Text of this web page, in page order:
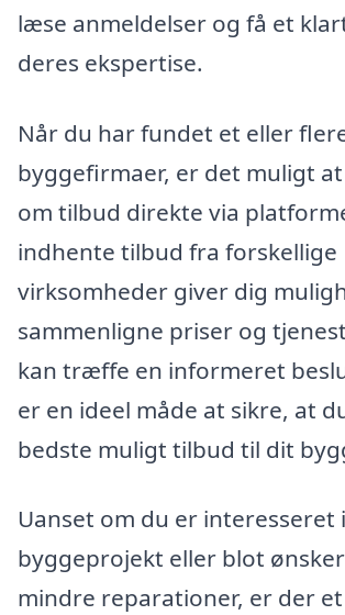
læse anmeldelser og få et
deres ekspertise.
Når du har fundet et eller
byggefirmaer, er det muligt
om tilbud direkte via
indhente tilbud fra forskellige
virksomheder giver dig
sammenligne priser og
kan træffe en informeret
er en ideel måde at sikre, at
bedste muligt tilbud til dit
Uanset om du er interesseret
byggeprojekt eller blot
mindre reparationer, er der